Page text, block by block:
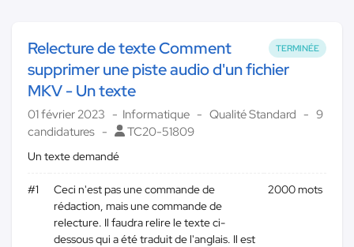
TERMINÉE
Relecture de texte Comment
supprimer une piste audio d'un fichier
MKV - Un texte
01 février 2023 Informatique Qualité Standard
9
candidatures
TC20-51809
Un texte demandé
#1
Ceci n'est pas une commande de
rédaction, mais une commande de
relecture. Il faudra relire le texte ci-
dessous qui a été traduit de l'anglais. Il est
2000 mots